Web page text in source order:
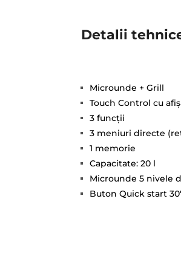
Detalii
Microunde + Grill
Touch Control cu
3 funcţii
3 meniuri directe
1 memorie
Capacitate: 20 l
Microunde 5 nivele
Buton Quick start